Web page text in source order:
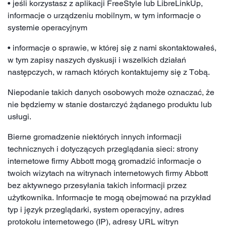
• jeśli korzystasz z aplikacji FreeStyle lub LibreLinkUp,
informacje o urządzeniu mobilnym, w tym informacje o
systemie operacyjnym
• informacje o sprawie, w której się z nami skontaktowałeś,
w tym zapisy naszych dyskusji i wszelkich działań
następczych, w ramach których kontaktujemy się z Tobą.
Niepodanie takich danych osobowych może oznaczać, że
nie będziemy w stanie dostarczyć żądanego produktu lub
usługi.
Bierne gromadzenie niektórych innych informacji
technicznych i dotyczących przeglądania sieci: strony
internetowe firmy Abbott mogą gromadzić informacje o
twoich wizytach na witrynach internetowych firmy Abbott
bez aktywnego przesyłania takich informacji przez
użytkownika. Informacje te mogą obejmować na przykład
typ i język przeglądarki, system operacyjny, adres
protokołu internetowego (IP), adresy URL witryn